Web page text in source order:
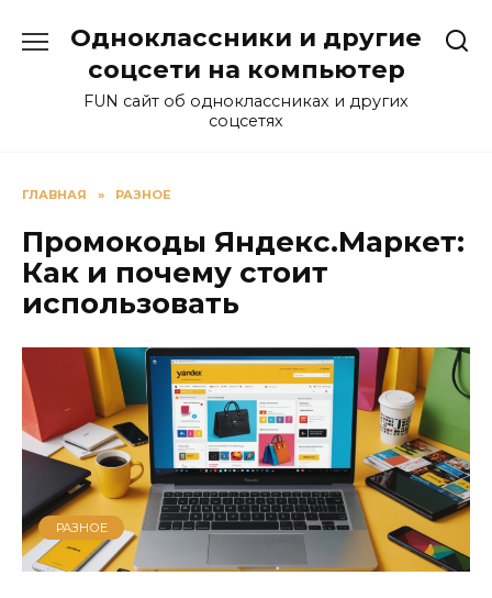
содержанию
Одноклассники и другие
соцсети на компьютер
FUN сайт об одноклассниках и других
соцсетях
ГЛАВНАЯ » РАЗНОЕ
Промокоды Яндекс.Маркет:
Как и почему стоит
использовать
РАЗНОЕ